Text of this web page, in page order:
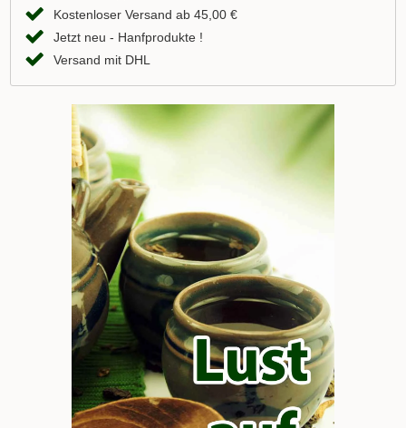
Kostenloser Versand ab 45,00 €
Jetzt neu - Hanfprodukte !
Versand mit DHL